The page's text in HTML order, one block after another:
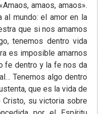
amaos, amaos».
mundo: el amor en la
que si nos amamos
tenemos dentro vida
es imposible amarnos
fe dentro y la fe nos da
Tenemos algo dentro
que es la vida de
su victoria sobre